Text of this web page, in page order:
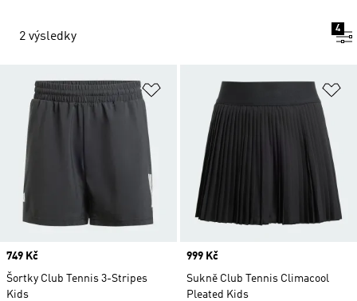
2 výsledky
4
Přidat do seznamu přání
Price
749 Kč
Šortky Club Tennis 3-Stripes
Kids
Price
999 Kč
Sukně Club Tennis Climacool
Pleated Kids